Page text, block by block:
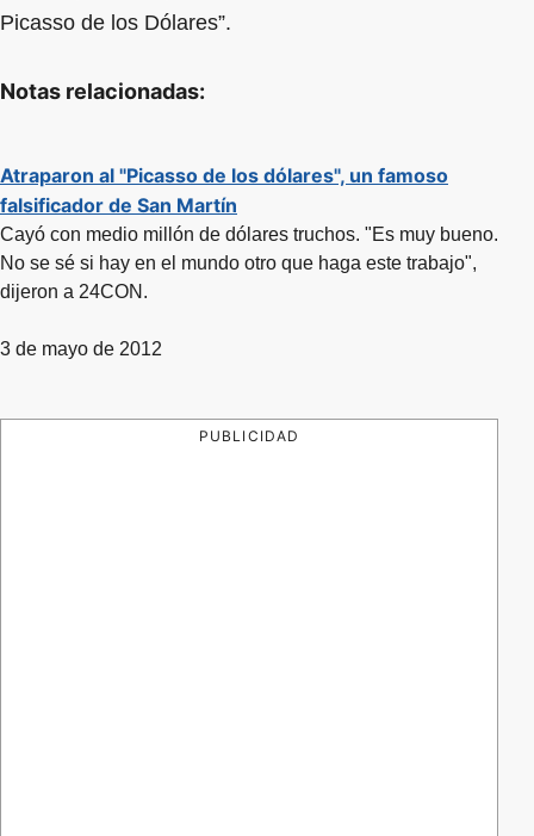
Picasso de los Dólares”.
Notas relacionadas:
Atraparon al "Picasso de los dólares", un famoso
falsificador de San Martín
Cayó con medio millón de dólares truchos. "Es muy bueno.
No se sé si hay en el mundo otro que haga este trabajo",
dijeron a 24CON.
3 de mayo de 2012
PUBLICIDAD